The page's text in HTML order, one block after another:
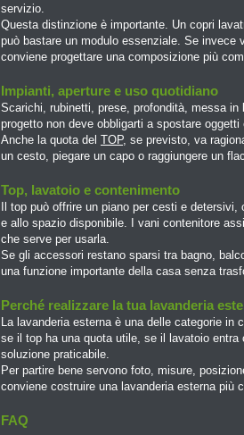
servizio.
Questa distinzione è importante. Un copri
può bastare un modulo essenziale. Se invece
conviene progettare una composizione più
Impianti, aperture e uso quotidiano
Scarichi, rubinetti, prese, profondità, messa in
progetto non deve obbligarti a spostare
Anche la quota del TOP, se previsto, va
un cesto, piegare un capo o raggiungere un
Top, lavatoio e contenimento
Il top può offrire un piano per cesti e
e allo spazio disponibile. I vani contenitore
che serve per usarla.
Se gli accessori restano sparsi tra bagno,
una funzione importante della casa senza
Perché realizzare la tua lavanderia
La lavanderia esterna è una delle categorie in
se il top ha una quota utile, se il lavatoio
soluzione praticabile.
Per partire bene servono foto, misure,
conviene costruire una lavanderia esterna più
FAQ